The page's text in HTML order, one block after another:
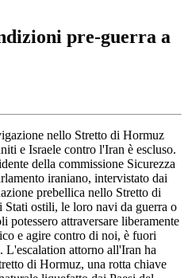
pre-guerra a
nello Stretto di Hormuz
e Israele contro l'Iran è escluso.
della commissione Sicurezza
iraniano, intervistato dai
prebellica nello Stretto di
ostili, le loro navi da guerra o
potessero attraversare liberamente
e agire contro di noi, è fuori
attorno all'Iran ha
di Hormuz, una rotta chiave